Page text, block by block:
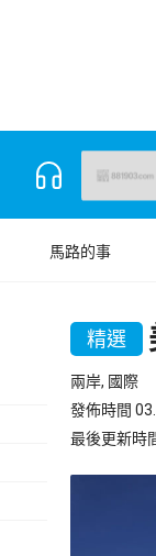
馬路的事
精選
兩岸, 國際
發佈時間
最後更新時